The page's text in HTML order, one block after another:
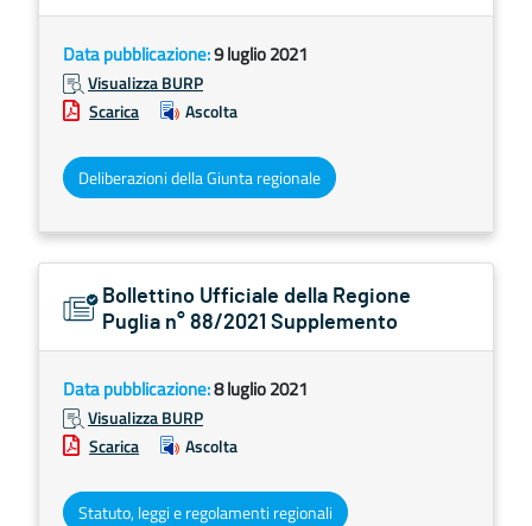
Data pubblicazione:9 luglio 2021
Visualizza BURP
Scarica
Ascolta
Deliberazioni della Giunta regionale
Bollettino Ufficiale della Regione
Puglia n° 88/2021 Supplemento
Data pubblicazione:8 luglio 2021
Visualizza BURP
Scarica
Ascolta
Statuto, leggi e regolamenti regionali